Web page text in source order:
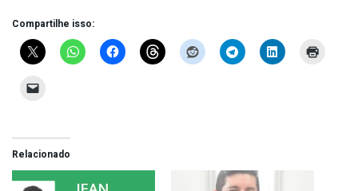
Compartilhe isso:
Relacionado